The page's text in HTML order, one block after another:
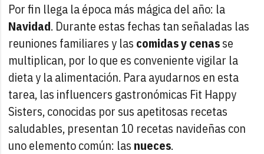
Por fin llega la época más mágica del año: la
Navidad. Durante estas fechas tan señaladas las
reuniones familiares y las comidas y cenasse
multiplican, por lo que es conveniente vigilar la
dieta y la alimentación. Para ayudarnos en esta
tarea, las influencers gastronómicas Fit Happy
Sisters, conocidas por sus apetitosas recetas
saludables, presentan 10 recetas navideñas con
uno elemento común: las nueces.